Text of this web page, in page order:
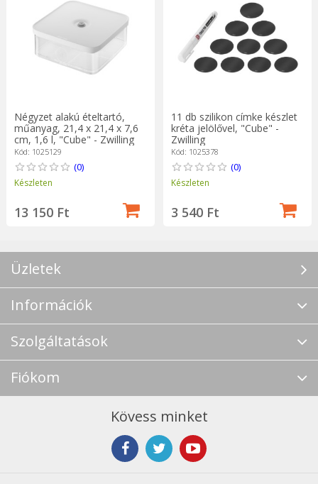
Négyzet alakú ételtartó,
műanyag, 21,4 x 21,4 x 7,6
cm, 1,6 l, "Cube" - Zwilling
Kód: 1025129
(0)
Készleten
13 150 Ft
11 db szilikon címke készlet
kréta jelölővel, "Cube" -
Zwilling
Kód: 1025378
(0)
Készleten
3 540 Ft
Üzletek
Információk
Szolgáltatások
Fiókom
Kövess minket